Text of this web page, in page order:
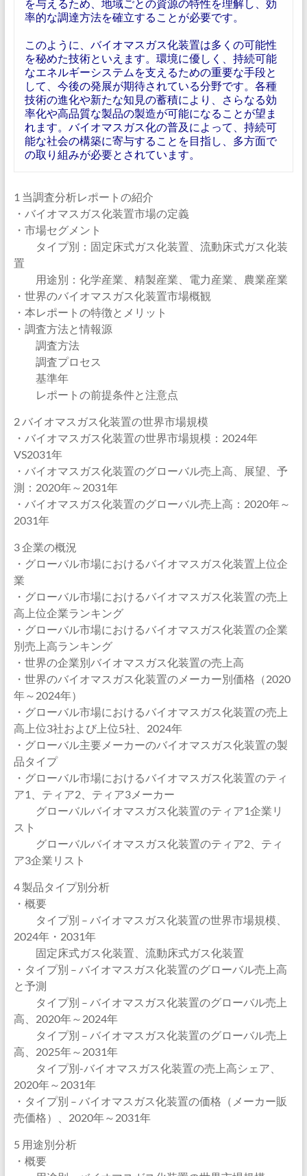
を与えるため、地域ごとの資源の特性を理解し、効
率的な調達方法を確立することが必要です。
このように、バイオマスガス化装置は多くの可能性
を秘めた技術といえます。環境に優しく、持続可能
なエネルギーシステムを支えるための重要な手段と
して、今後の発展が期待されている分野です。各種
技術の進化や新たな知見の蓄積により、さらなる効
率化や高品質な製品の製造が可能になることが望ま
れます。バイオマスガス化の普及によって、持続可
能な社会の構築に寄与することを目指し、多方面で
の取り組みが必要とされています。
1 当調査分析レポートの紹介
・バイオマスガス化装置市場の定義
・市場セグメント
タイプ別：固定床式ガス化装置、流動床式ガス化装
置
用途別：化学産業、精製産業、電力産業、農業産業
・世界のバイオマスガス化装置市場概観
・本レポートの特徴とメリット
・調査方法と情報源
調査方法
調査プロセス
基準年
レポートの前提条件と注意点
2 バイオマスガス化装置の世界市場規模
・バイオマスガス化装置の世界市場規模：2024年
VS2031年
・バイオマスガス化装置のグローバル売上高、展望、予
測：2020年～2031年
・バイオマスガス化装置のグローバル売上高：2020年～
2031年
3 企業の概況
・グローバル市場におけるバイオマスガス化装置上位企
業
・グローバル市場におけるバイオマスガス化装置の売上
高上位企業ランキング
・グローバル市場におけるバイオマスガス化装置の企業
別売上高ランキング
・世界の企業別バイオマスガス化装置の売上高
・世界のバイオマスガス化装置のメーカー別価格（2020
年～2024年）
・グローバル市場におけるバイオマスガス化装置の売上
高上位3社および上位5社、2024年
・グローバル主要メーカーのバイオマスガス化装置の製
品タイプ
・グローバル市場におけるバイオマスガス化装置のティ
ア1、ティア2、ティア3メーカー
グローバルバイオマスガス化装置のティア1企業リ
スト
グローバルバイオマスガス化装置のティア2、ティ
ア3企業リスト
4 製品タイプ別分析
・概要
タイプ別 – バイオマスガス化装置の世界市場規模、
2024年・2031年
固定床式ガス化装置、流動床式ガス化装置
・タイプ別 – バイオマスガス化装置のグローバル売上高
と予測
タイプ別 – バイオマスガス化装置のグローバル売上
高、2020年～2024年
タイプ別 – バイオマスガス化装置のグローバル売上
高、2025年～2031年
タイプ別-バイオマスガス化装置の売上高シェア、
2020年～2031年
・タイプ別 – バイオマスガス化装置の価格（メーカー販
売価格）、2020年～2031年
5 用途別分析
・概要